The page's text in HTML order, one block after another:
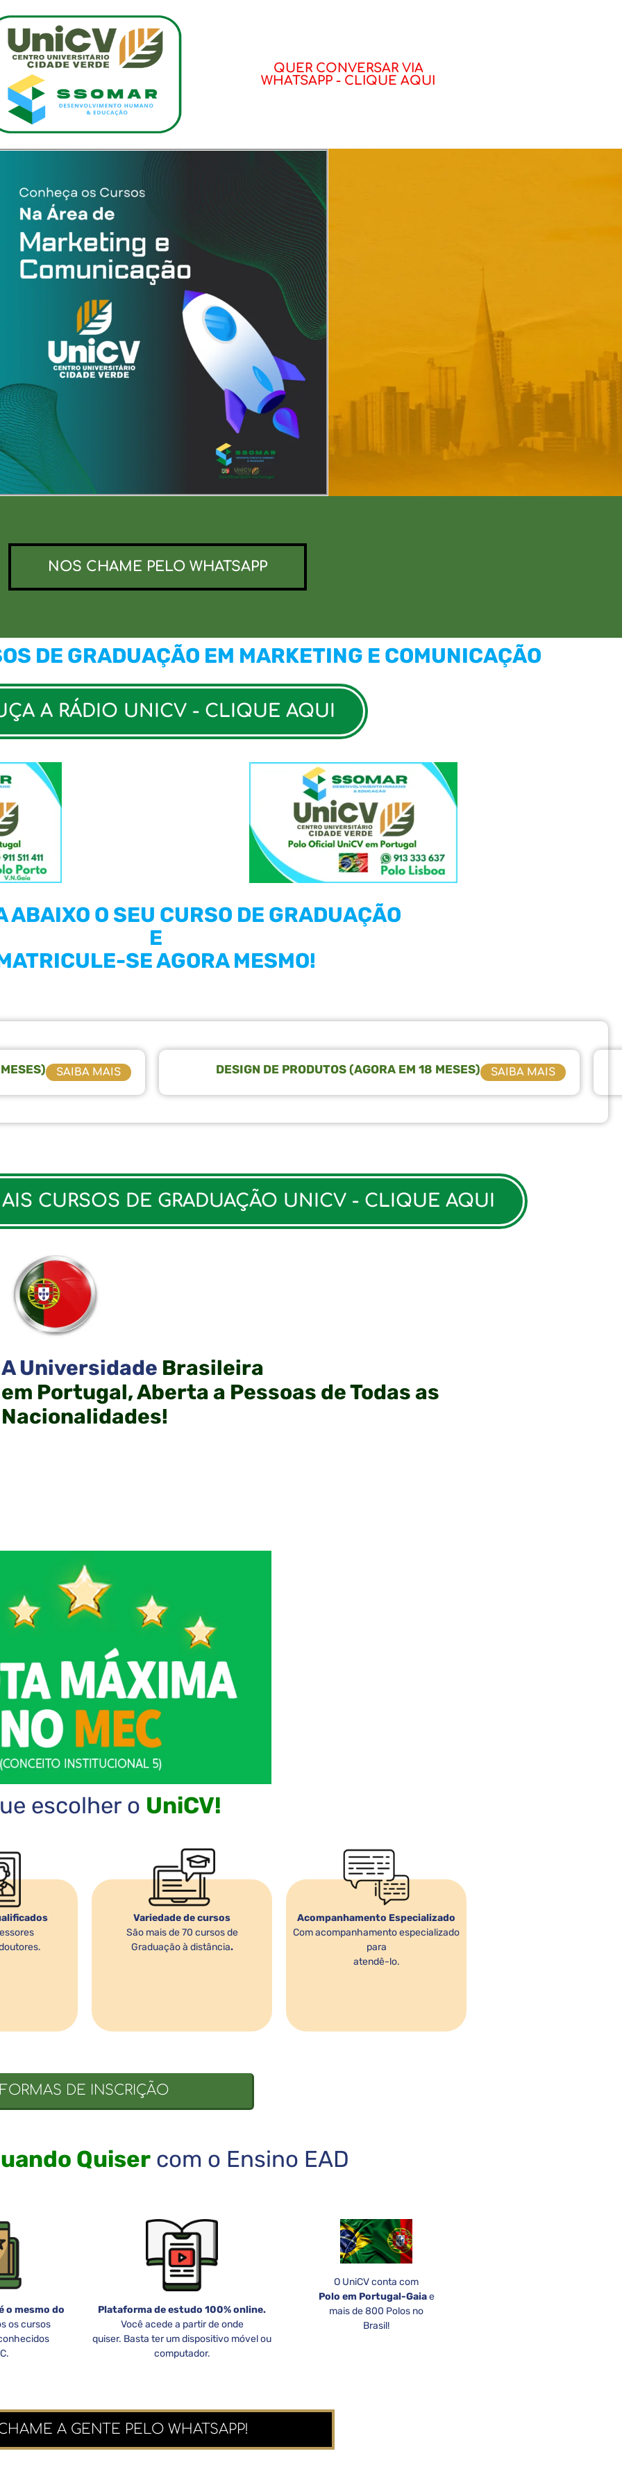
QUER CONVERSAR VIA
WHATSAPP - CLIQUE AQUI
NOS CHAME PELO WHATSAPP
DE GRADUAÇÃO EM MARKETING E COMUNICAÇÃO
A RÁDIO UNICV - CLIQUE AQUI
ABAIXO O SEU CURSO DE GRADUAÇÃO
E
SE AGORA MESMO!
SAIBA MAIS SAIBA MAIS
DESIGN DE PRODUTOS (AGORA EM 18 MESES)
CURSOS DE GRADUAÇÃO UNICV - CLIQUE AQUI
A Universidade Brasileira
em Portugal, Aberta a Pessoas de Todas as
Nacionalidades!
escolher o UniCV!
Variedade de cursos
São mais de 70 cursos de
Graduação à distância.
Acompanhamento Especializado
Com acompanhamento especializado
para
atendê-lo.
DE INSCRIÇÃO
Quiser com o Ensino EAD
o mesmo do
os cursos
Plataforma de estudo 100% online.
Você acede a partir de onde
quiser. Basta ter um dispositivo móvel ou
computador.
O UniCV conta com
Polo em Portugal-Gaiae
mais de 800 Polos no
Brasil!
A GENTE PELO WHATSAPP!